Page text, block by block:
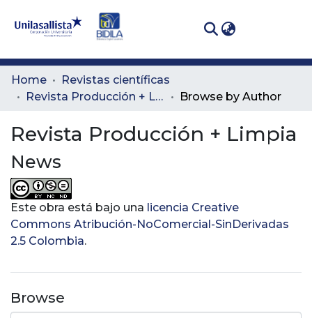
Communities
& Collections
All of DSpace
Home
Revistas científicas
Revista Producción + Limpia
Browse by Author
Revista Producción + Limpia
News
Este obra está bajo una licencia Creative
Commons Atribución-NoComercial-SinDerivadas
2.5 Colombia.
Browse